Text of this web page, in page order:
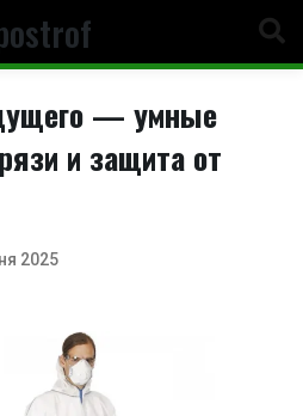
— умные
и защита от
2025